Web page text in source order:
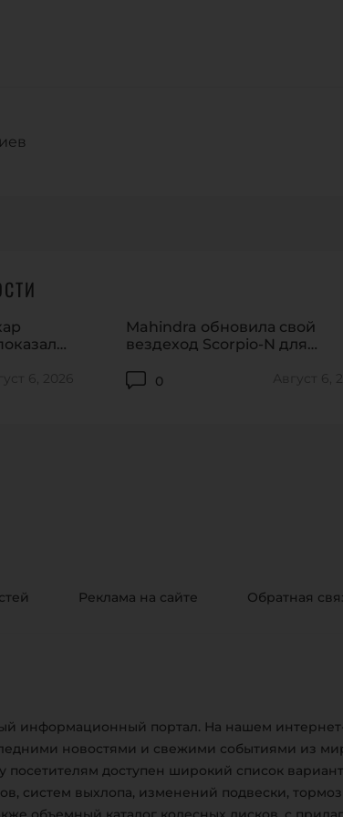
6, 2026
Mahindra обновила свой
вездеход Scorpio-N для
0 Август 6,
Реклама на сайте Обратная
информационный портал. На нашем
новостями и свежими событиями из
посетителям доступен широкий список
систем выхлопа, изменений подвески,